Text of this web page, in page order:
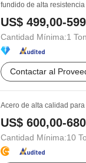
fundido de alta
US$ 499,00-
Cantidad Mínima:1
Contactar al
Acero de alta calidad
US$ 600,00-
Cantidad Mínima:10